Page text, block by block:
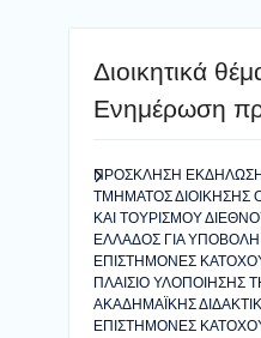
Διοικητικά
Ενημέρωση
ΠΡΟΣΚΛΗΣΗ
ΤΜΗΜΑΤΟΣ ΔΙΟΙΚΗΣΗΣ
ΚΑΙ ΤΟΥΡΙΣΜΟΥ
ΕΛΛΑΔΟΣ ΓΙΑ
ΕΠΙΣΤΗΜΟΝΕΣ
ΠΛΑΙΣΙΟ ΥΛΟΠΟΙΗΣΗΣ
ΑΚΑΔΗΜΑΪΚΗΣ
ΕΠΙΣΤΗΜΟΝΕΣ